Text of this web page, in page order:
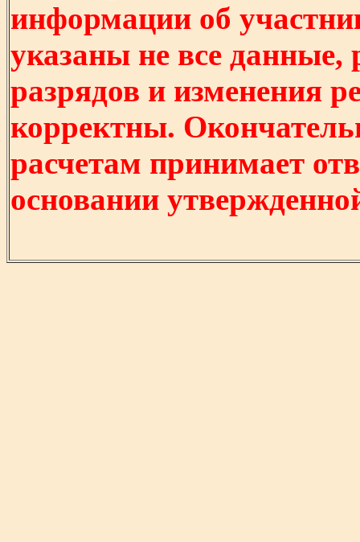
информации об
указаны не все
разрядов и изменения
корректны.
расчетам принимает
основании